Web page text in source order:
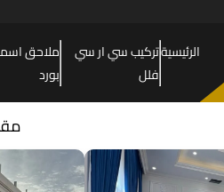
الرئيسيةتركيب سي ار سي
فلل
ملاحق
بورد